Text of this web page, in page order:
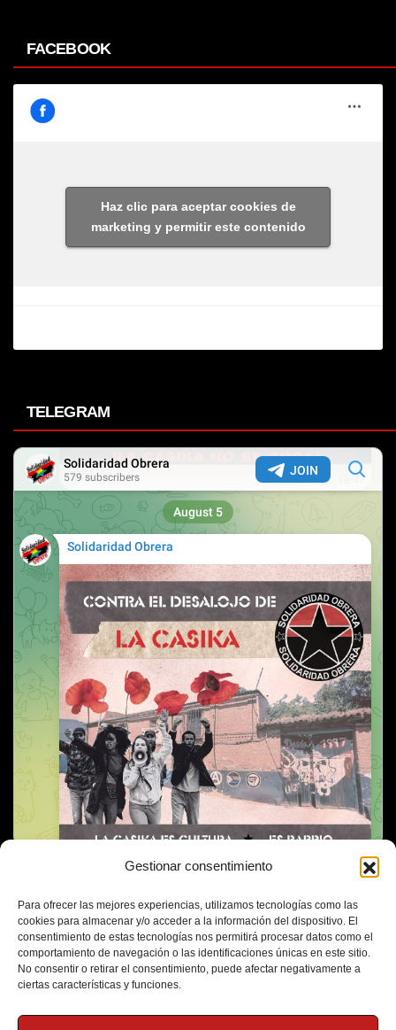
Gestionar consentimiento
Para ofrecer las mejores experiencias, utilizamos tecnologías como las
cookies para almacenar y/o acceder a la información del dispositivo. El
consentimiento de estas tecnologías nos permitirá procesar datos como el
comportamiento de navegación o las identificaciones únicas en este sitio.
No consentir o retirar el consentimiento, puede afectar negativamente a
ciertas características y funciones.
FACEBOOK
Haz clic para aceptar cookies de
marketing y permitir este contenido
TELEGRAM